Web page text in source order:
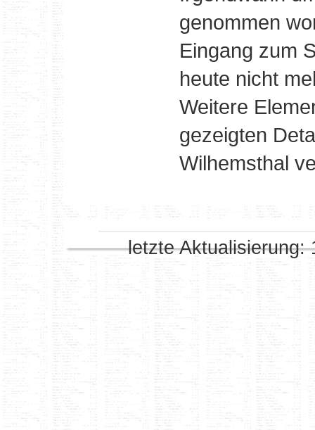
genommen
Eingang zum
heute nicht
Weitere
gezeigten
Wilhemsthal
letzte Aktualisierung: